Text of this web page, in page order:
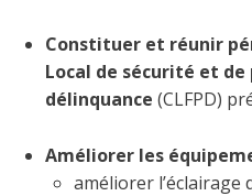
Constituer et réunir
Local de sécurité et
délinquance (CLFPD)
Améliorer les
améliorer l’éclairage